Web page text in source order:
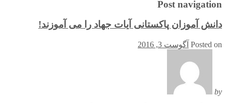
Post navigation
دانش آموزان پاکستانی آیات جهاد را می آموزند!
Posted on آگوست 3, 2016
by